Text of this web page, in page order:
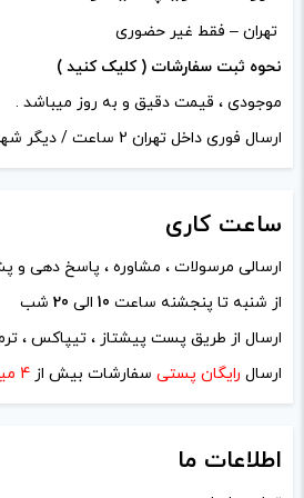
افزودن به سبد
تهران – فقط غیر حضوری
نحوه ثبت سفارشات ( کلیک کنید )
موجودی ، قیمت دقیق و به روز میباشد .
ارسال فوری داخل تهران 2 ساعت / دیگر شهرها 2 تا 4 روز
ساعت کاری
ارسالی مرسولات ، مشاوره ، پاسخ دهی و
از شنبه تا پنجشنه ساعت 10 الی 20 شب
ارسال از طریق پست پیشتاز ، تیپاکس ،
ارسال رایگان پستی سفارشات بیش از 4 میلیون
اطلاعات ما